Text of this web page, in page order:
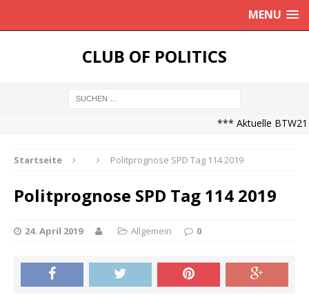
MENU
CLUB OF POLITICS
*** Aktuelle BTW21
Startseite Politprognose SPD Tag 114 2019
Politprognose SPD Tag 114 2019
24. April 2019 Allgemein 0